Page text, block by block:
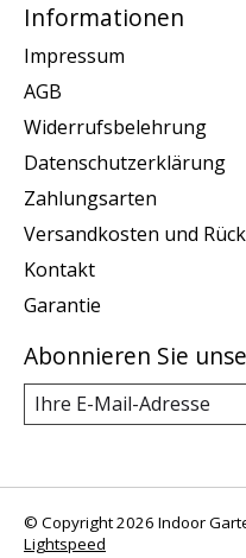
Informationen
Impressum
AGB
Widerrufsbelehrung
Datenschutzerklärung
Zahlungsarten
Versandkosten und
Kontakt
Garantie
Abonnieren Sie
© Copyright 2026 Indoor
Lightspeed